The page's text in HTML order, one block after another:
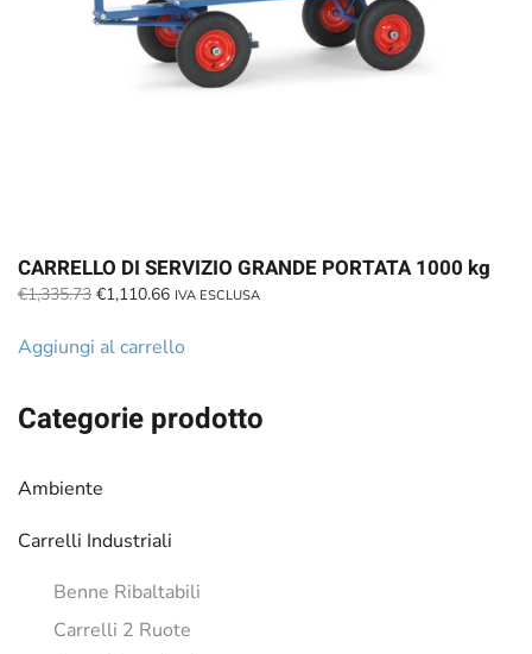
Categorie prodotto
Ambiente
Carrelli Industriali
Benne Ribaltabili
Carrelli 2 Ruote
CARRELLO DI SERVIZIO GRANDE PORTATA 1000 kg
€1,335.73 Il
originale
€1,110.66Il
attuale
IVA ESCLUSA
Aggiungi al carrello